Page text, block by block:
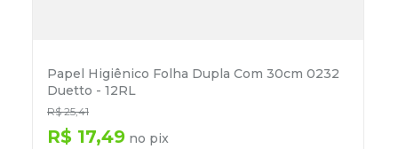
Papel Higiênico Folha Dupla Com 30cm 0232
Duetto - 12RL
R$ 25,41
R$ 17,49 no pix